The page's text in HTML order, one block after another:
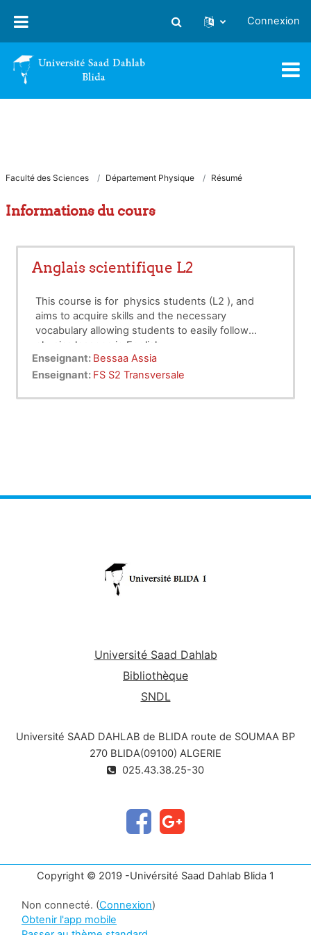
Activer/désactiver la saisie
Connexion
Faculté des Sciences Département Physique Résumé
Informations du cours
Anglais scientifique L2
This course is for physics students (L2 ), and
aims to acquire skills and the necessary
vocabulary allowing students to easily follow
physics lessons in English.
Enseignant: Bessaa Assia
Enseignant: FS S2 Transversale
Université Saad Dahlab
Bibliothèque
SNDL
Université SAAD DAHLAB de BLIDA route de SOUMAA BP
270 BLIDA(09100) ALGERIE
025.43.38.25-30
Copyright © 2019 -Univérsité Saad Dahlab Blida 1
Non connecté. (Connexion)
Obtenir l'app mobile